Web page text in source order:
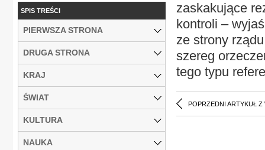
zaskakujące
kontroli –
ze strony
szereg
tego typu
POPRZEDNI ARTYKUŁ Z
SPIS TREŚCI
PIERWSZA STRONA
DRUGA STRONA
KRAJ
ŚWIAT
KULTURA
NAUKA